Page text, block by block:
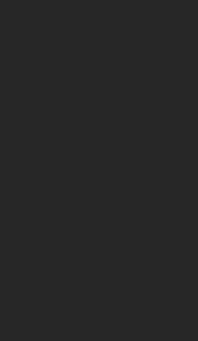
Десантников,
Десантников,